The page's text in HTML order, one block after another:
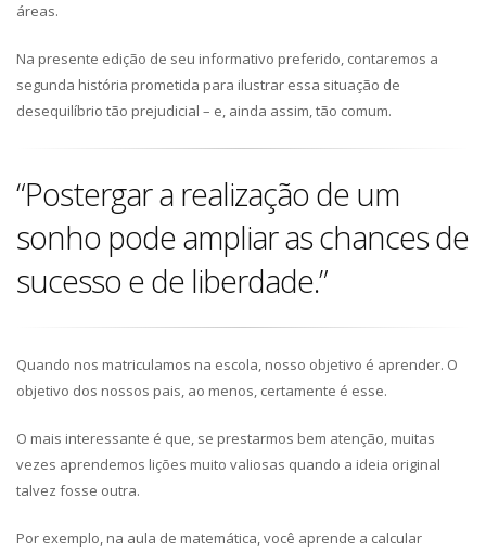
áreas.
Na presente edição de seu informativo preferido, contaremos a
segunda história prometida para ilustrar essa situação de
desequilíbrio tão prejudicial – e, ainda assim, tão comum.
“Postergar a realização de um
sonho pode ampliar as chances de
sucesso e de liberdade.”
Quando nos matriculamos na escola, nosso objetivo é aprender. O
objetivo dos nossos pais, ao menos, certamente é esse.
O mais interessante é que, se prestarmos bem atenção, muitas
vezes aprendemos lições muito valiosas quando a ideia original
talvez fosse outra.
Por exemplo, na aula de matemática, você aprende a calcular